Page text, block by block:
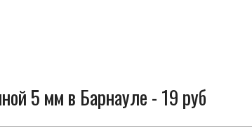
5 мм в Барнауле - 19 руб